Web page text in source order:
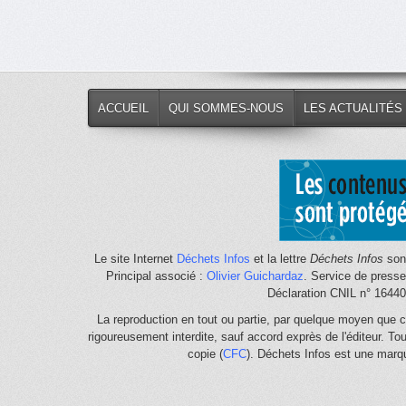
ACCUEIL QUI SOMMES-NOUS LES ACTUALITÉS
Le site Internet Déchets Infos et la lettre Déchets Infos
Principal associé : Olivier Guichardaz . Service de
Déclaration CNIL n°
La reproduction en tout ou partie, par quelque moyen
rigoureusement interdite, sauf accord exprès de l'éditeur.
copie (CFC). Déchets Infos est une